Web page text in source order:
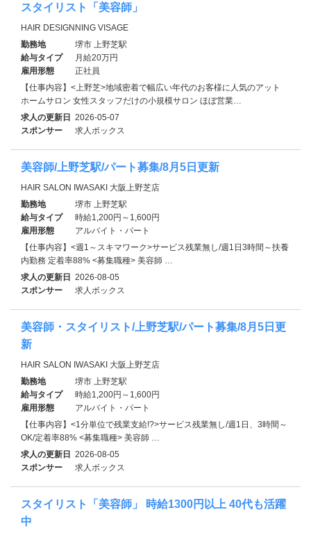
スタイリスト「美容師」
HAIR DESIGNNING VISAGE
勤務地
堺市 上野芝駅
給与タイプ
月給20万円
雇用形態
正社員
【仕事内容】<上野芝>地域密着で幅広い年代のお客様に人気のアット
ホームサロン 女性スタッフだけの小規模サロン ほぼ営業…
求人の更新日 2026-05-07
スポンサー
求人ボックス
美容師/上野芝駅/パート募集/8月5日更新
HAIR SALON IWASAKI 大阪上野芝店
勤務地
堺市 上野芝駅
給与タイプ
時給1,200円～1,600円
雇用形態
アルバイト・パート
【仕事内容】<週1～スキマワーク>サービス残業無し/週1日3時間～扶養
内勤務 定着率88% <募集職種> 美容師 …
求人の更新日 2026-08-05
スポンサー
求人ボックス
美容師・スタイリスト/上野芝駅/パート募集/8月5日更
新
HAIR SALON IWASAKI 大阪上野芝店
勤務地
堺市 上野芝駅
給与タイプ
時給1,200円～1,600円
雇用形態
アルバイト・パート
【仕事内容】<1分単位で残業支給!?>サービス残業無し/週1日、3時間～
OK/定着率88% <募集職種> 美容師 …
求人の更新日 2026-08-05
スポンサー
求人ボックス
スタイリスト「美容師」 時給1300円以上 40代も活躍
中